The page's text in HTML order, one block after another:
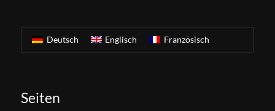
Deutsch Englisch Französisch
Seiten